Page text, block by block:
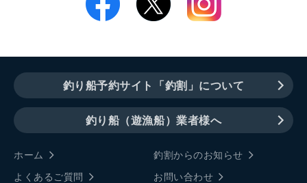
釣り船予約サイト「釣割」について
釣り船（遊漁船）業者様へ
ホーム
釣割からのお知らせ
よくあるご質問
お問い合わせ